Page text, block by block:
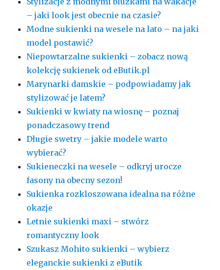
– jaki look jest obecnie na czasie?
Modne sukienki na wesele na lato – na jaki
model postawić?
Niepowtarzalne sukienki – zobacz nową
kolekcję sukienek od eButik.pl
Marynarki damskie – podpowiadamy jak
stylizować je latem?
Sukienki w kwiaty na wiosnę – poznaj
ponadczasowy trend
Długie swetry – jakie modele warto
wybierać?
Sukieneczki na wesele – odkryj urocze
fasony na obecny sezon!
Sukienka rozkloszowana idealna na różne
okazje
Letnie sukienki maxi – stwórz
romantyczny look
Szukasz Mohito sukienki – wybierz
eleganckie sukienki z eButik